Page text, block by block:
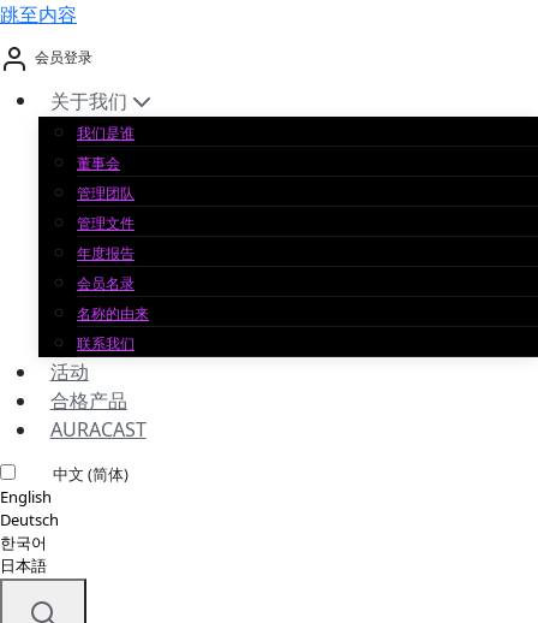
跳至内容
会员登录
关于我们
我们是谁
董事会
管理团队
管理文件
年度报告
会员名录
名称的由来
联系我们
活动
合格产品
AURACAST
中文 (简体)
English
Deutsch
한국어
日本語